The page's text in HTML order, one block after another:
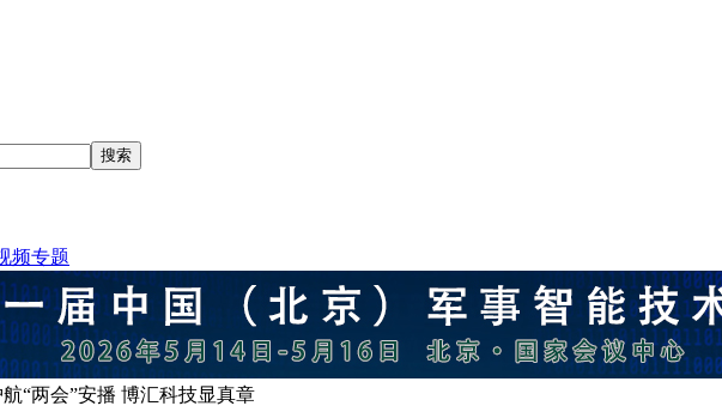
频专题
“两会”安播 博汇科技显真章